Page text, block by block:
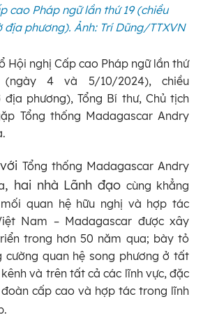
cao Pháp ngữ lần thứ 19 (chiều
phương). Ảnh: Trí Dũng/TTXVN
Hội nghị Cấp cao Pháp ngữ lần thứ
4 và 5/10/2024), chiều
phương), Tổng Bí thư, Chủ tịch
Tổng thống Madagascar Andry
Tổng thống Madagascar Andry
, hai nhà Lãnh đạocùng khẳng
quan hệ hữu nghị và hợp tác
Nam – Madagascar được xây
trong hơn 50 năm qua; bày tỏ
quan hệ song phương ở tất
và trên tất cả các lĩnh vực, đặc
cấp cao và hợp tác trong lĩnh